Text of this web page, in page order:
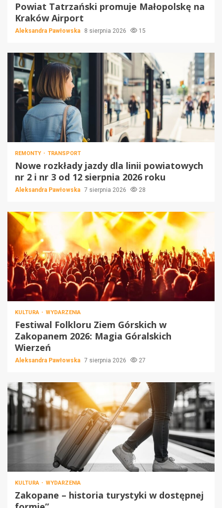
Powiat Tatrzański promuje Małopolskę na
Kraków Airport
Aleksandra Pawłowska 8 sierpnia 2026 15
REMONTY TRANSPORT
Nowe rozkłady jazdy dla linii powiatowych
nr 2 i nr 3 od 12 sierpnia 2026 roku
Aleksandra Pawłowska 7 sierpnia 2026 28
KULTURA WYDARZENIA
Festiwal Folkloru Ziem Górskich w
Zakopanem 2026: Magia Góralskich
Wierzeń
Aleksandra Pawłowska 7 sierpnia 2026 27
KULTURA WYDARZENIA
Zakopane – historia turystyki w dostępnej